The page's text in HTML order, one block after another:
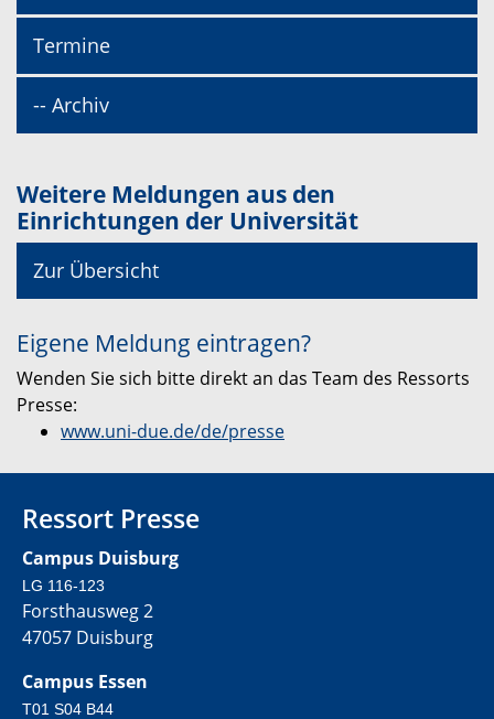
Termine
-- Archiv
Weitere Meldungen aus den
Einrichtungen der Universität
Zur Übersicht
Eigene Meldung eintragen?
Wenden Sie sich bitte direkt an das Team des Ressorts
Presse:
www.uni-due.de/de/presse
Ressort Presse
Campus Duisburg
LG 116-123
Forsthausweg 2
47057 Duisburg
Campus Essen
T01 S04 B44